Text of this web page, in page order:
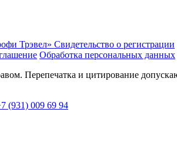
Трэвeл» Свидетельство о регистрации
Обработка персональных данных
Перепечатка и цитирование
(931) 009 69 94